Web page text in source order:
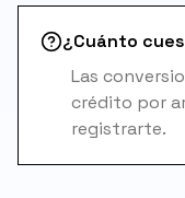
¿Cuánto
Las
crédito por
registrarte.